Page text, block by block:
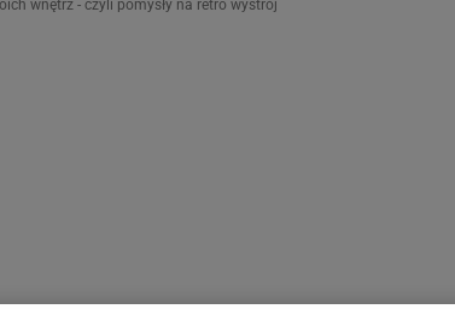
wnętrz - czyli pomysły na retro wystrój